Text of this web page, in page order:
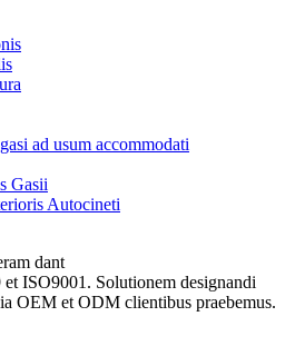
ad usum accommodati
Gasii
Autocineti
dant
ISO9001. Solutionem designandi
OEM et ODM clientibus praebemus.